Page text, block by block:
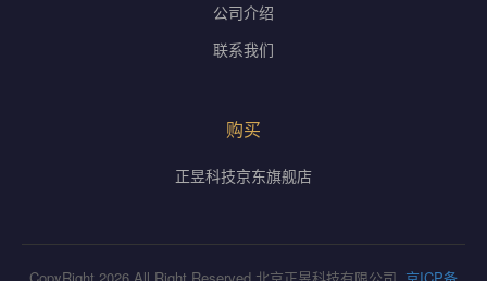
公司介绍
联系我们
购买
正昱科技京东旗舰店